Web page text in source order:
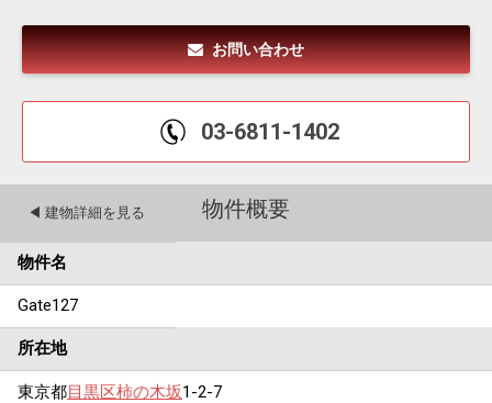
お問い合わせ
03-6811-1402
物件概要
◀︎ 建物詳細を見る
物件名
Gate127
所在地
東京都目黒区柿の木坂1-2-7